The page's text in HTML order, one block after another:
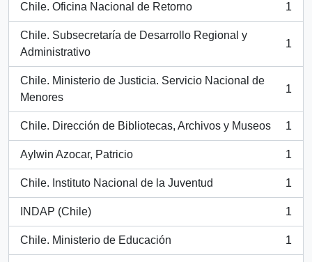
Chile. Oficina Nacional de Retorno
, 1 resultados
1
Chile. Subsecretaría de Desarrollo Regional y
Administrativo
, 1 resultados
1
Chile. Ministerio de Justicia. Servicio Nacional de
Menores
, 1 resultados
1
Chile. Dirección de Bibliotecas, Archivos y Museos
, 1 resultados
1
Aylwin Azocar, Patricio
, 1 resultados
1
Chile. Instituto Nacional de la Juventud
, 1 resultados
1
INDAP (Chile)
, 1 resultados
1
Chile. Ministerio de Educación
, 1 resultados
1